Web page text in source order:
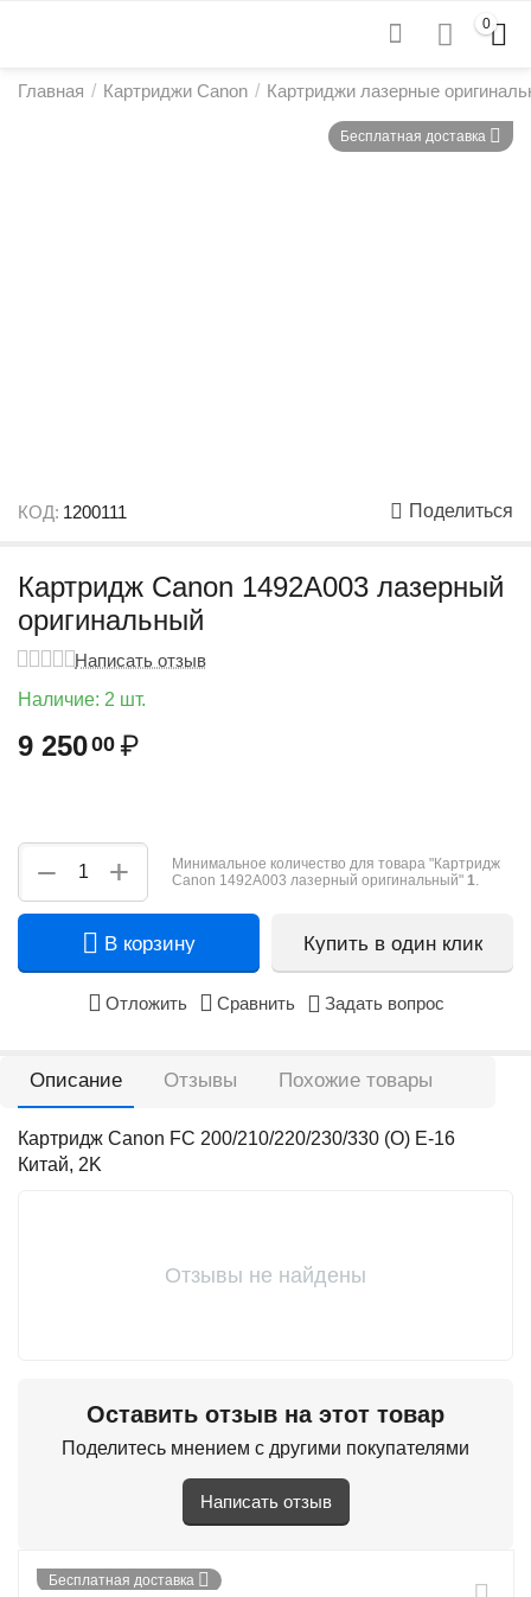
0
Главная / Картриджи Canon / Картриджи лазерные
Бесплатная доставка
КОД: 1200111 Поделиться
Картридж Canon 1492A003 лазерный
оригинальный
Написать отзыв
Наличие: 2 шт.
9 25000 ₽
+
−
Минимальное количество для товара "Картридж
Canon 1492A003 лазерный оригинальный" 1.
В корзину Купить в один клик
Отложить Сравнить Задать вопрос
Описание Отзывы Похожие товары
Картридж Canon FC 200/210/220/230/330 (O) E-16
Китай, 2K
Отзывы не найдены
Оставить отзыв на этот товар
Поделитесь мнением с другими покупателями
Написать отзыв
Бесплатная доставка